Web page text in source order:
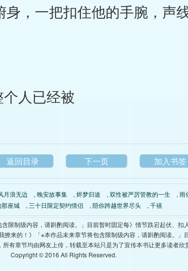
，一把扣住他的手腕，声
人已经被
返回目录 下一页 加入书签
月浪无边 , 晚安故事集 , 烬梦归途 , 双性被严厉管教的一生 , 雨
座城
, 三十日限定契约情侣 , 陪你跨越世界尽头 , 千禧
限制级内容，请斟酌阅读。」目前暂时固定每》情节跌宕起伏、扣
来的！》「※本作品未来章节将包含限制级内容，请斟酌阅读。」
有章节均由网友上传，转载至本站只是为了宣传本书让更多读者欣
Copyright © 2016 All Rights Reserved.